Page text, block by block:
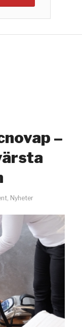
–
, Nyheter